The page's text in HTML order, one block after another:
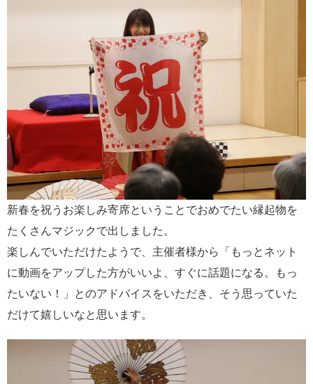
新春を祝うお楽しみ寄席ということでおめでたい縁起物を
たくさんマジックで出しました。
楽しんでいただけたようで、主催者様から「もっとネット
に動画をアップした方がいいよ、すぐに話題になる。もっ
たいない！」とのアドバイスをいただき、そう思っていた
だけて嬉しいなと思います。